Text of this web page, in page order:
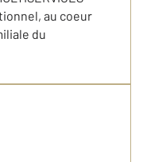
au coeur
du